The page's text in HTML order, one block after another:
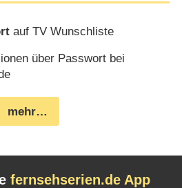
auf TV Wunschliste
über Passwort bei
mehr…
fernsehserien.de App